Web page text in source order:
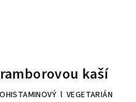
kaší
l VEGETARIÁN